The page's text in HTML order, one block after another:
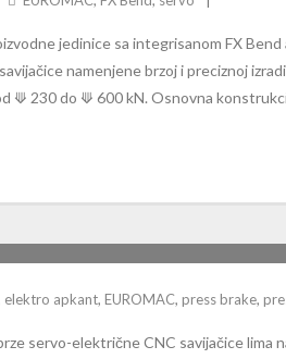
jedinice sa integrisanom FX
namenjene brzoj i preciznoj
230 do ⟱ 600 kN. Osnovna
elektro apkant, EUROMAC, press brake,
servo-električne CNC savijačice lima